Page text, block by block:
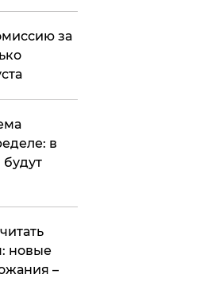
за
в
новые
–